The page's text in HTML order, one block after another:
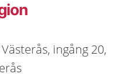
ingång 20,